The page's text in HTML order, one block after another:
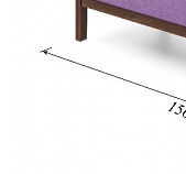
-10%
Столовая
Буфеты и бары
Комоды для кухни
Лавки и скамьи